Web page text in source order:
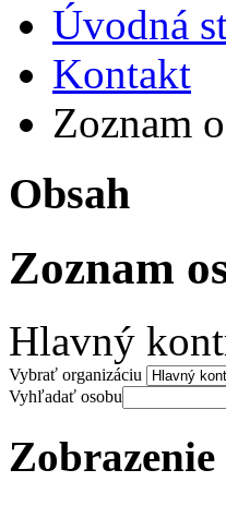
Úvodná
Kontakt
Zoznam
Obsah
Zoznam
Hlavný
Vybrať organizáciu
Vyhľadať osobu